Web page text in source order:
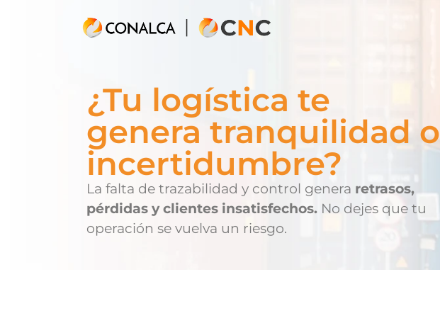
¿Tu logística te
genera tranquilidad o
incertidumbre?
La falta de trazabilidad y control genera retrasos,
pérdidas y clientes insatisfechos. No dejes que tu
operación se vuelva un riesgo.